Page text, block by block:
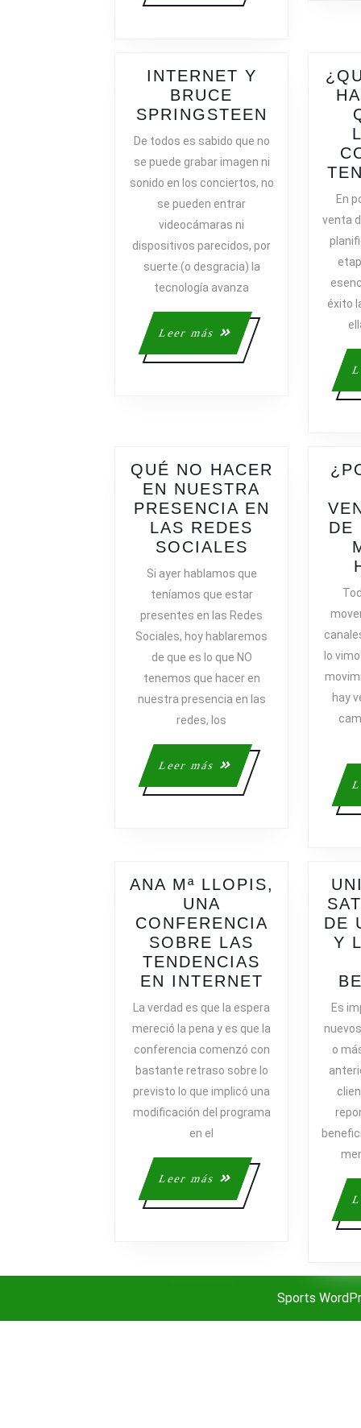
INTERNET Y
BRUCE
SPRINGSTEEN INTERNET
De todos es sabido que no
se puede grabar imagen ni
sonido en los conciertos, no
se pueden entrar
videocámaras ni
dispositivos parecidos, por
suerte (o desgracia) la
tecnología avanza
Leer más
Leer
más
En
venta
éxito
QUÉ NO HACER
EN NUESTRA
PRESENCIA EN
LAS REDES
SOCIALES
EN
NUESTRA
PRESENCIA
EN
LAS
REDES
SOCIALES
Si ayer hablamos que
teníamos que estar
presentes en las Redes
Sociales, hoy hablaremos
de que es lo que NO
tenemos que hacer en
nuestra presencia en las
redes, los
Leer más
Leer
más
DE
lo
hay
ANA Mª LLOPIS,
UNA
CONFERENCIA
SOBRE LAS
TENDENCIAS
EN INTERNET
UNA
SOBRE
LAS
INTERNET
La verdad es que la espera
mereció la pena y es que la
conferencia comenzó con
bastante retraso sobre lo
previsto lo que implicó una
modificación del programa
en el
Leer más
Leer
más
DE
Y
Es
o
Sports